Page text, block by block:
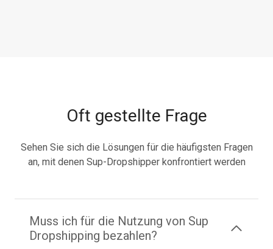
Oft gestellte Frage
Sehen Sie sich die Lösungen für die häufigsten Fragen
an, mit denen Sup-Dropshipper konfrontiert werden
Muss ich für die Nutzung von Sup
Dropshipping bezahlen?